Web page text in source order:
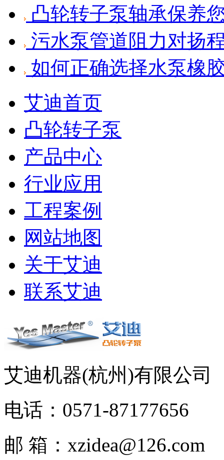
凸轮转子泵轴承保养
污水泵管道阻力对扬
如何正确选择水泵橡
艾迪首页
凸轮转子泵
产品中心
行业应用
工程案例
网站地图
关于艾迪
联系艾迪
艾迪机器(杭州)有限公
电话：0571-87177656
邮 箱：xzidea@126.com